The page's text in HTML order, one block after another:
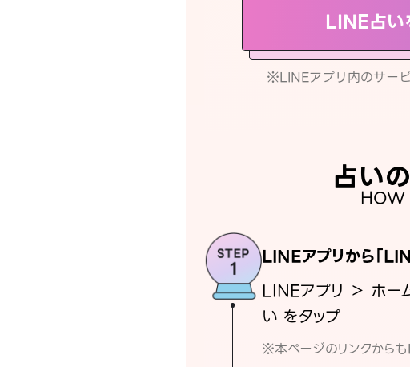
LINE占い
※LINEアプリ内のサー
占い
LINEアプリから「
LINEアプリ ＞ ホ
い をタップ
※本ページのリンクから